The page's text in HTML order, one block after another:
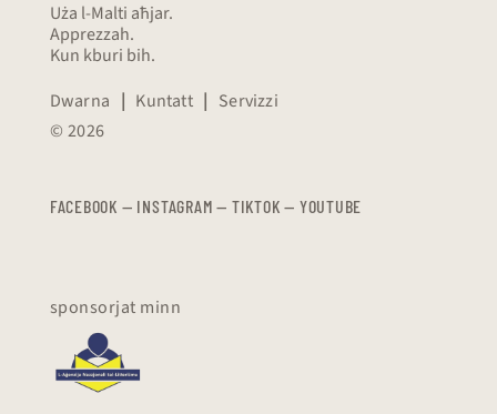
Uża l-Malti aħjar.
Apprezzah.
Kun kburi bih.
Dwarna | Kuntatt | Servizzi
© 2026
FACEBOOK — INSTAGRAM — TIKTOK — YOUTUBE
sponsorjat minn